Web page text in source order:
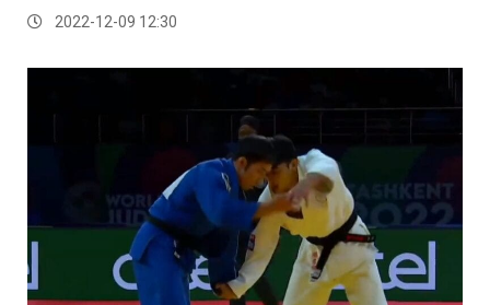
2022-12-09 12:30